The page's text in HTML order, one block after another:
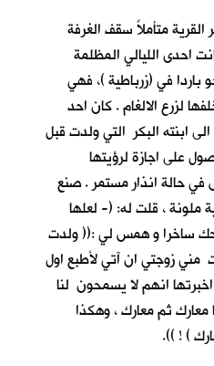
متأملاً سقف الغرفة
احدى الليالي المظلمة
باردا في (زرباطية )، فهي
لزرع الالغام . كان احد
ابنته البكر التي ولدت قبل
على اجازة لرؤيتها
في حالة انذار مستمر . صنع
ملونة ، قلت له: (- لعلها
ساخرا و همس لي :(( ولدت
مني زوجتي ان آتي لأطبع اول
انهم لا يسمحون لنا
معارك ثم معارك ، وهكذا
) ! )).